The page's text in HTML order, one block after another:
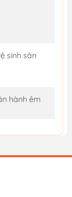
sinh sân
hành êm